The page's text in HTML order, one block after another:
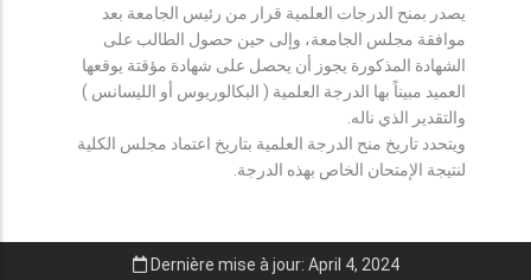
يصدر بمنح الدرجات العلمية قرار من رئيس الجامعة بعد
موافقة مجلس الجامعة، وإلى حين حصول الطالب على
الشهادة المذكورة يجوز أن يحصل على شهادة مؤقتة يوقعها
العميد مبيناً بها الدرجة العلمية ( البكالوريوس أو الليسانس )
والتقدير الذي ناله.
ويتحدد تاريخ منح الدرجة العلمية بتاريخ اعتماد مجلس الكلية
لنتيجة الإمتحان الخاص بهذه الدرجة.
Dernière mise à jour: April 4, 2024